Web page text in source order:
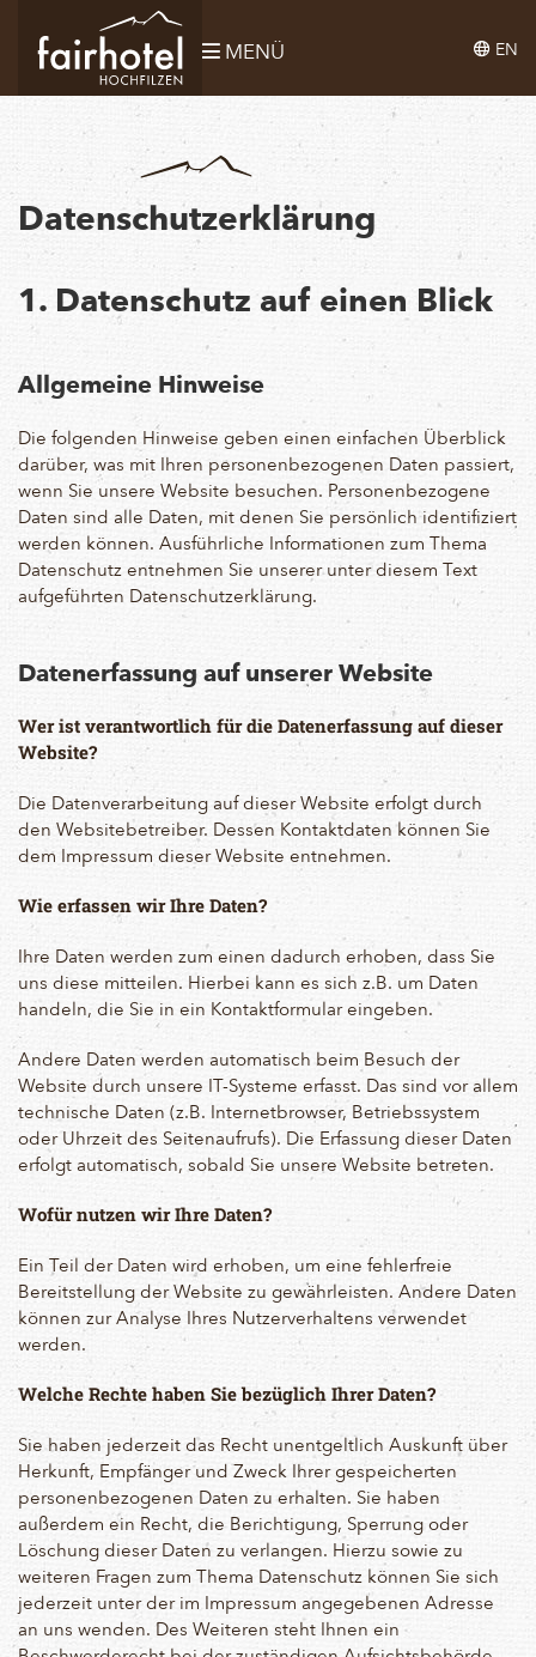
MENÜ EN
Datenschutzerklärung
1. Datenschutz auf einen Blick
Allgemeine Hinweise
Die folgenden Hinweise geben einen einfachen Überblick
darüber, was mit Ihren personenbezogenen Daten passiert,
wenn Sie unsere Website besuchen. Personenbezogene
Daten sind alle Daten, mit denen Sie persönlich identifiziert
werden können. Ausführliche Informationen zum Thema
Datenschutz entnehmen Sie unserer unter diesem Text
aufgeführten Datenschutzerklärung.
Datenerfassung auf unserer Website
Wer ist verantwortlich für die Datenerfassung auf dieser
Website?
Die Datenverarbeitung auf dieser Website erfolgt durch
den Websitebetreiber. Dessen Kontaktdaten können Sie
dem Impressum dieser Website entnehmen.
Wie erfassen wir Ihre Daten?
Ihre Daten werden zum einen dadurch erhoben, dass Sie
uns diese mitteilen. Hierbei kann es sich z.B. um Daten
handeln, die Sie in ein Kontaktformular eingeben.
Andere Daten werden automatisch beim Besuch der
Website durch unsere IT-Systeme erfasst. Das sind vor allem
technische Daten (z.B. Internetbrowser, Betriebssystem
oder Uhrzeit des Seitenaufrufs). Die Erfassung dieser Daten
erfolgt automatisch, sobald Sie unsere Website betreten.
Wofür nutzen wir Ihre Daten?
Ein Teil der Daten wird erhoben, um eine fehlerfreie
Bereitstellung der Website zu gewährleisten. Andere Daten
können zur Analyse Ihres Nutzerverhaltens verwendet
werden.
Welche Rechte haben Sie bezüglich Ihrer Daten?
Sie haben jederzeit das Recht unentgeltlich Auskunft über
Herkunft, Empfänger und Zweck Ihrer gespeicherten
personenbezogenen Daten zu erhalten. Sie haben
außerdem ein Recht, die Berichtigung, Sperrung oder
Löschung dieser Daten zu verlangen. Hierzu sowie zu
weiteren Fragen zum Thema Datenschutz können Sie sich
jederzeit unter der im Impressum angegebenen Adresse
an uns wenden. Des Weiteren steht Ihnen ein